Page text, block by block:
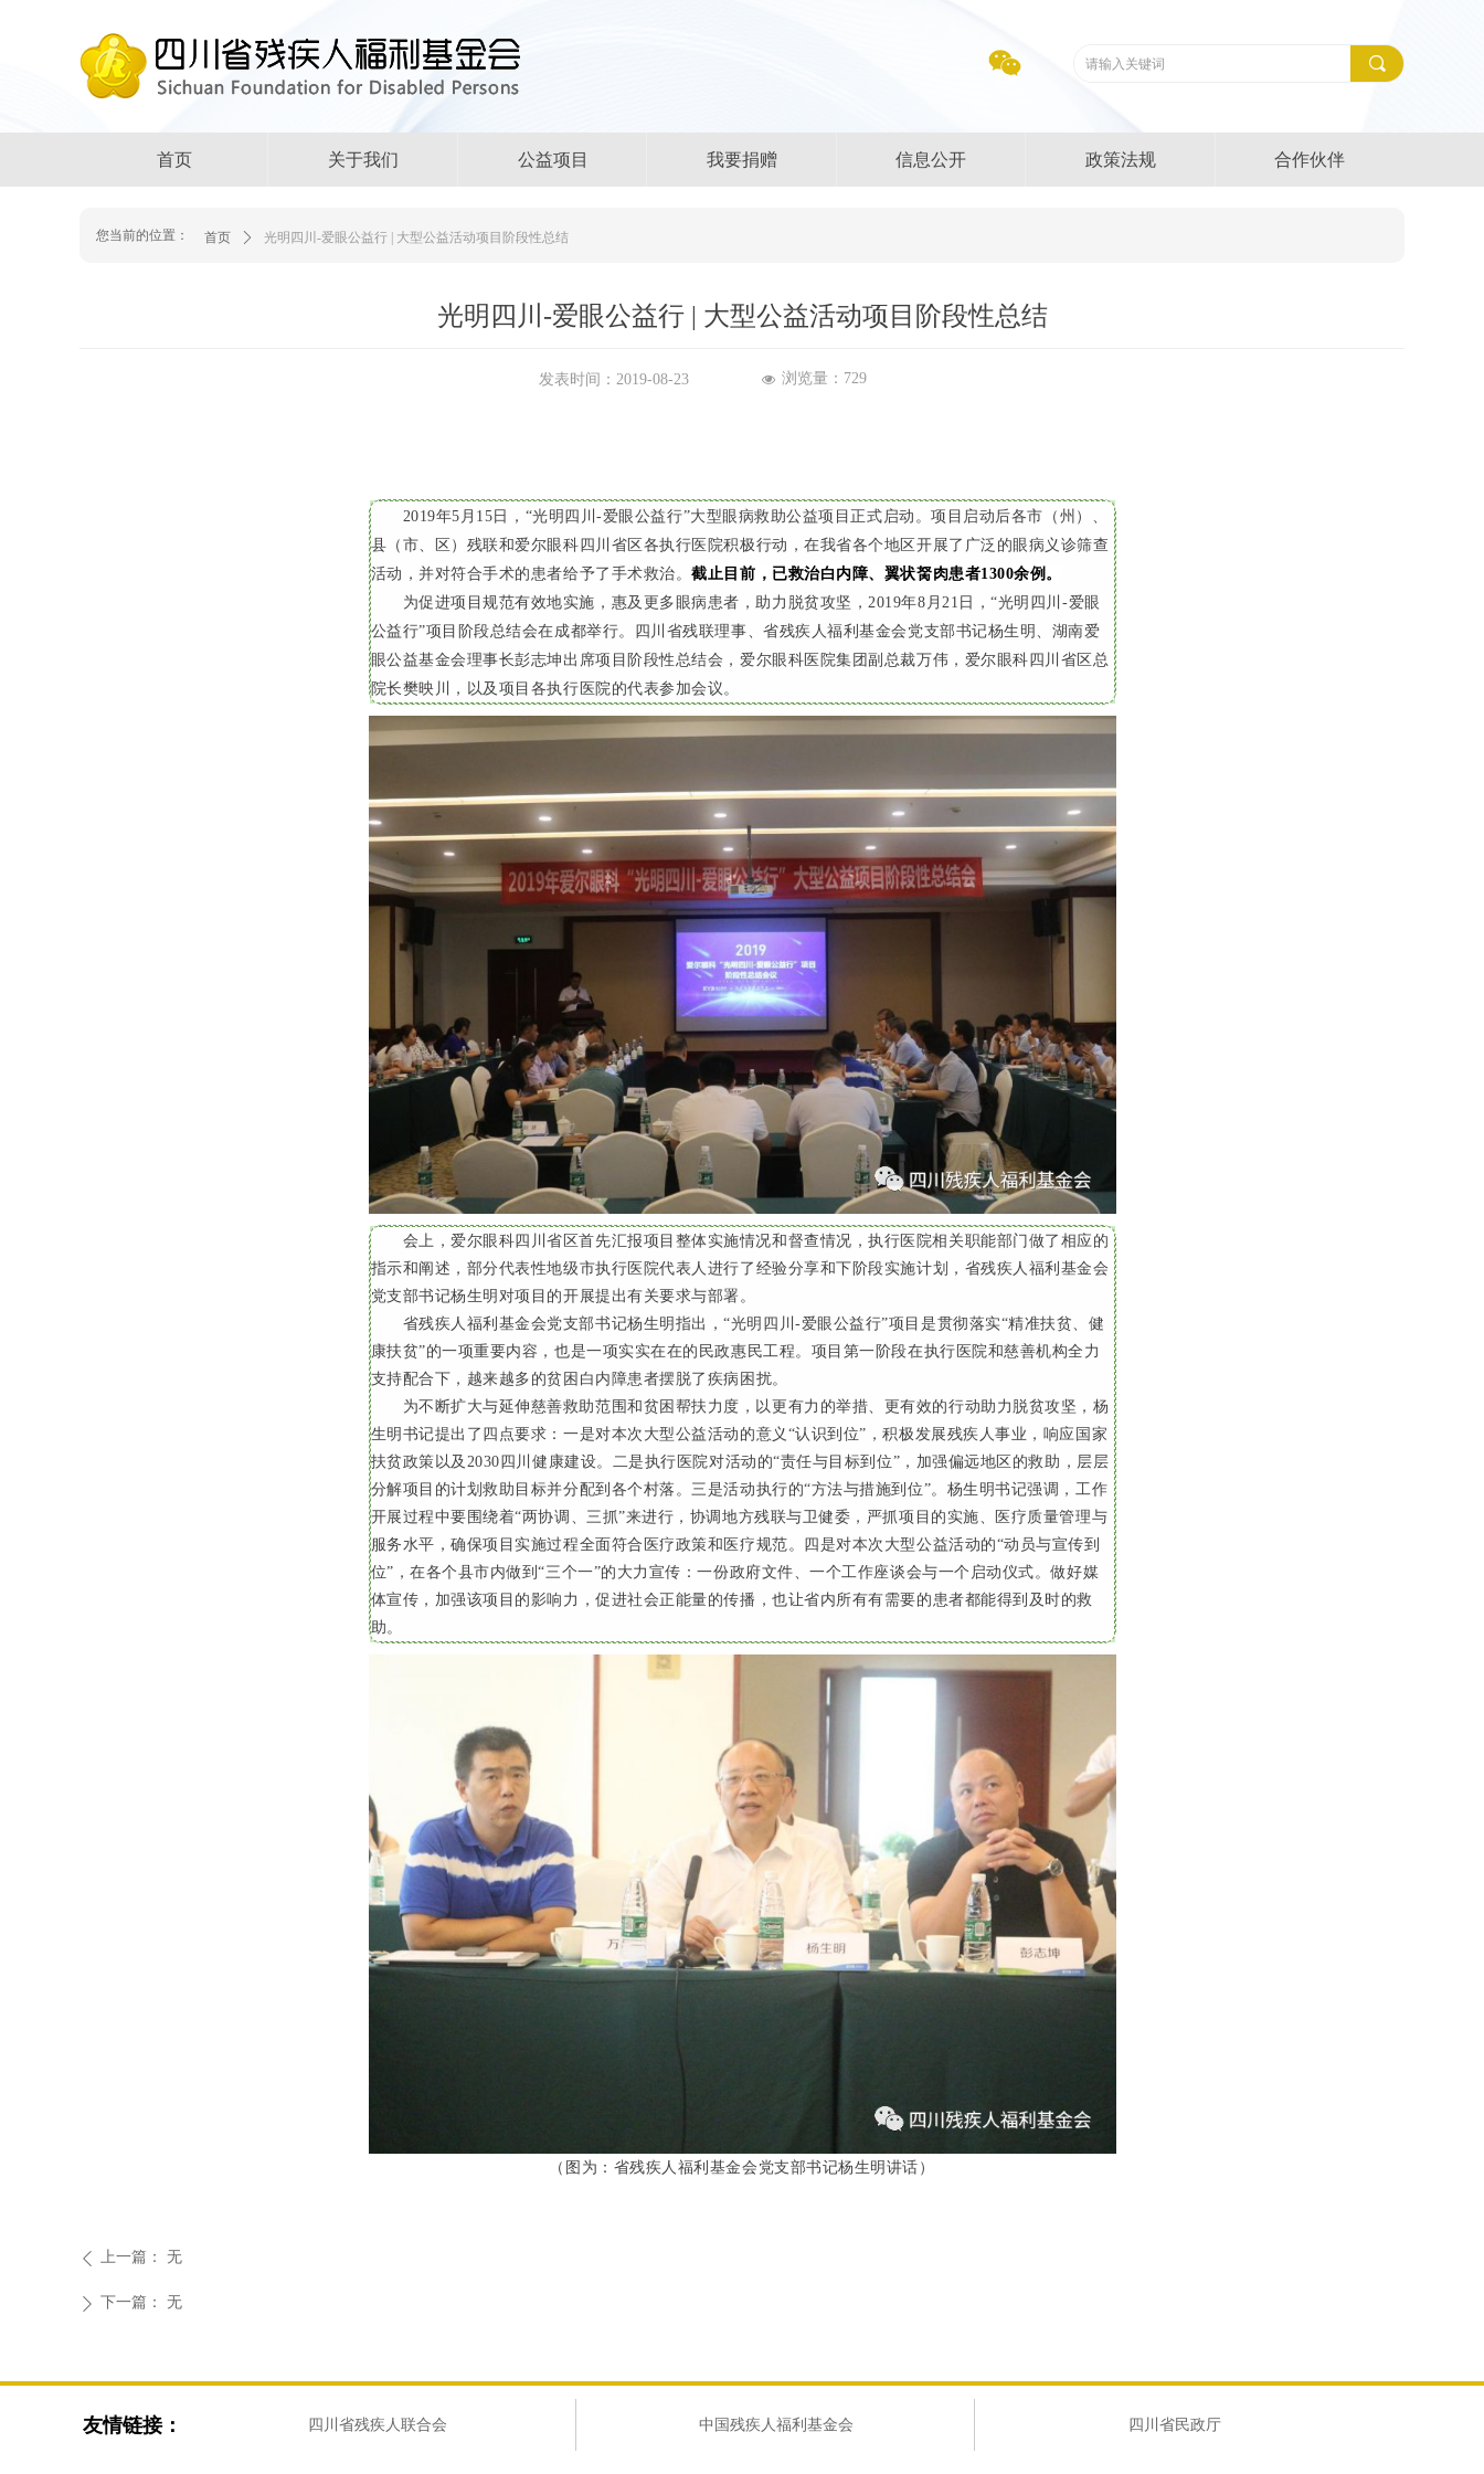
끠
首页 关于我们 公益项目 我要捐赠 信息公开 政策法规 合作伙伴
您当前的位置： 首页 ꄲ 光明四川-爱眼公益行 | 大型公益活动项目阶段性总结
发表时间： 2019-08-23
光明四川-爱眼公益行 | 大型公益活动项目阶段性总结
2019年5 月 15 日，“光明四川-爱眼公益行”大型眼病救助公益项目正式启动。项目启动后各市（州）、
县（市、区）残联和爱尔眼科四川省区各执行医院积极行动，在我省各个地区开展了广泛的眼病义诊筛查
活动，并对符合手术的患者给予了手术救治。截止目前，已救治白内障、翼状胬肉患者1300余例。
为促进项目规范有效地实施，惠及更多眼病患者，助力脱贫攻坚，2019年8 月21 日，“光明四川 -爱眼
公益行”项目阶段总结会在成都举行。四川省残联理事、省残疾人福利基金会党支部书记杨生明、湖南爱
眼公益基金会理事长彭志坤出席项目阶段性总结会，爱尔眼科医院集团副总裁万伟，爱尔眼科四川省区总
院长樊映川，以及项目各执行医院的代表参加会议。
会上，爱尔眼科四川省区首先汇报项目整体实施情况和督查情况，执行医院相关职能部门做了相应的
指示和阐述，部分代表性地级市执行医院代表人进行了经验分享和下阶段实施计划，省残疾人福利基金会
党支部书记杨生明对项目的开展提出有关要求与部署。
省残疾人福利基金会党支部书记杨生明指出，“光明四川-爱眼公益行”项目是贯彻落实“精准扶贫、健
康扶贫”的一项重要内容，也是一项实实在在的民政惠民工程。项目第一阶段在执行医院和慈善机构全力
支持配合下，越来越多的贫困白内障患者摆脱了疾病困扰。
为不断扩大与延伸慈善救助范围和贫困帮扶力度，以更有力的举措、更有效的行动助力脱贫攻坚，杨
生明书记提出了四点要求：一是对本次大型公益活动的意义“认识到位”，积极发展残疾人事业，响应国家
扶贫政策以及 2030 四川健康建设。二是执行医院对活动的“责任与目标到位”，加强偏远地区的救助，层层
分解项目的计划救助目标并分配到各个村落。三是活动执行的“方法与措施到位”。杨生明书记强调，工作
开展过程中要围绕着“两协调、三抓”来进行，协调地方残联与卫健委，严抓项目的实施、医疗质量管理与
服务水平，确保项目实施过程全面符合医疗政策和医疗规范。四是对本次大型公益活动的“动员与宣传到
位”，在各个县市内做到“三个一”的大力宣传：一份政府文件、一个工作座谈会与一个启动仪式。做好媒
体宣传，加强该项目的影响力，促进社会正能量的传播，也让省内所有有需要的患者都能得到及时的救
助。
（图为：省残疾人福利基金会党支部书记杨生明讲话）
ꄴ 上一篇： 无
ꄲ 下一篇： 无
넶 浏览量： 729
四川省残疾人联合会 中国残疾人福利基金会 四川省民政厅
友情链接：